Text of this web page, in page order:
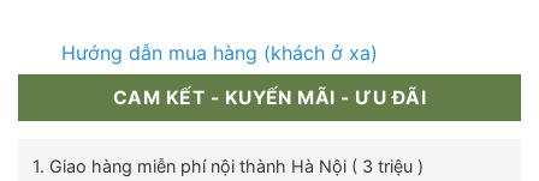
Hướng dẫn mua hàng (khách ở xa)
CAM KẾT - KUYẾN MÃI - ƯU ĐÃI
1. Giao hàng miễn phí nội thành Hà Nội ( 3 triệu )